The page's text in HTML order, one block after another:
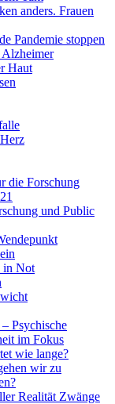
anders. Frauen
Pandemie stoppen
Alzheimer
Haut
die Forschung
und Public
in Not
Psychische
im Fokus
wie lange?
wir zu
Realität Zwänge